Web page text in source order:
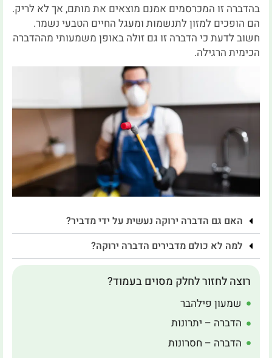
בהדברה זו המכרסמים אמנם מוצאים את מותם, אך לא לריק.
הם הופכים למזון לתנשמות ומעגל החיים הטבעי נשמר.
חשוב לדעת כי הדברה זו גם זולה באופן משמעותי מההדברה
הכימית הרגילה.
האם גם הדברה ירוקה נעשית על ידי מדביר?
למה לא כולם מדבירים הדברה ירוקה?
רוצה לחזור לחלק מסוים בעמוד?
שמעון פילהבר
הדברה – יתרונות
הדברה – חסרונות